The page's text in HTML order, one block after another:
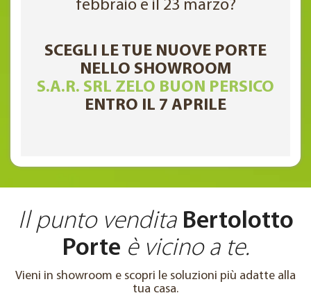
febbraio e il 23 marzo?
SCEGLI LE TUE NUOVE PORTE
NELLO SHOWROOM
S.A.R. SRL ZELO BUON PERSICO
ENTRO IL 7 APRILE
Il punto vendita Bertolotto
Porte è vicino a te.
Vieni in showroom e scopri le soluzioni più adatte alla
tua casa.